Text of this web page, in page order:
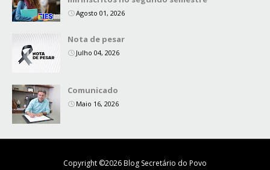
Agosto 01, 2026
Nota de pesar
Julho 04, 2026
Comunicado
Maio 16, 2026
Copyright ©2026Blog Secretário do Povo